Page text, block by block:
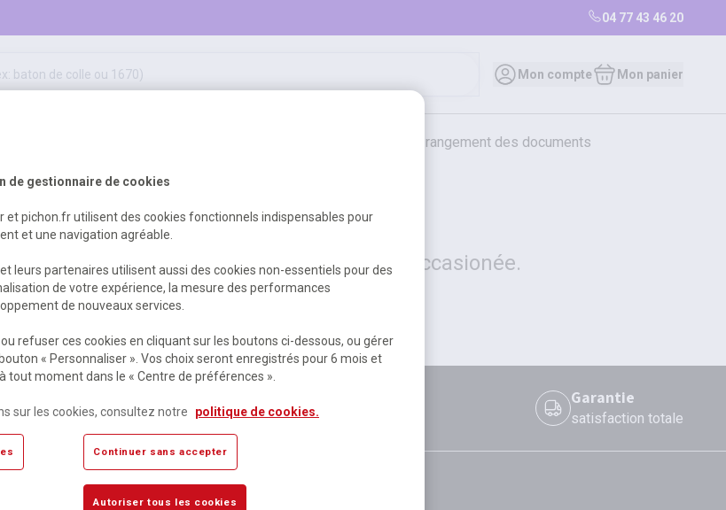
04 77 43 46 20
Mon compte Mon panier
bureautique et rangement des documents
sécurité, 1er secours outils, travaux & entretien
Serveur...
Veuillez nous excuser pour la gêne occasionée.
Retour Retour à l'accueil
si validation avant 12h
Garantie
satisfaction totale
de gestionnaire de cookies
et pichon.fr utilisent des cookies fonctionnels indispensables pour
et une navigation agréable.
leurs partenaires utilisent aussi des cookies non-essentiels pour des
de votre expérience, la mesure des performances
de nouveaux services.
refuser ces cookies en cliquant sur les boutons ci-dessous, ou gérer
« Personnaliser ». Vos choix seront enregistrés pour 6 mois et
tout moment dans le « Centre de préférences ».
sur les cookies, consultez notre politique de cookies.
Continuer sans accepter
Autoriser tous les cookies